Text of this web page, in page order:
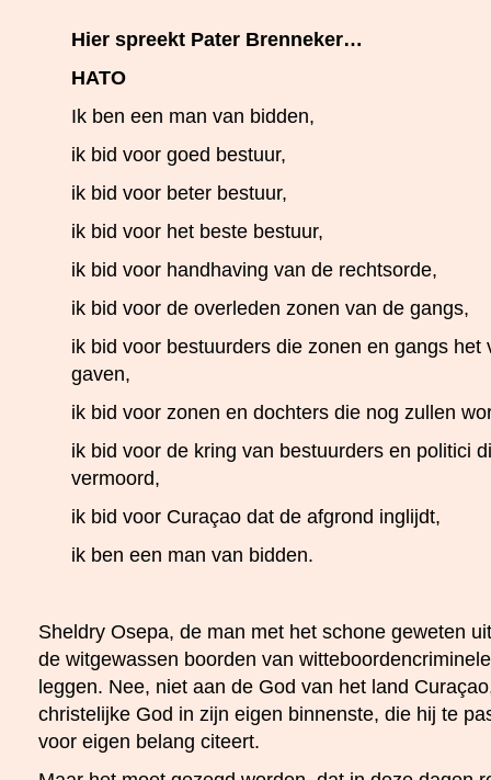
Hier spreekt Pater Brenneker…
HATO
Ik ben een man van bidden,
ik bid voor goed bestuur,
ik bid voor beter bestuur,
ik bid voor het beste bestuur,
ik bid voor handhaving van de rechtsorde,
ik bid voor de overleden zonen van de gangs,
ik bid voor bestuurders die zonen en gangs het
gaven,
ik bid voor zonen en dochters die nog zullen
ik bid voor de kring van bestuurders en politici
vermoord,
ik bid voor Curaçao dat de afgrond inglijdt,
ik ben een man van bidden.
Sheldry Osepa, de man met het schone geweten
de witgewassen boorden van
leggen. Nee, niet aan de God van het land
christelijke God in zijn eigen binnenste, die hij te
voor eigen belang citeert.